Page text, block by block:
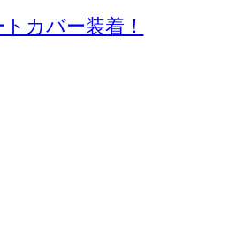
カバー装着！